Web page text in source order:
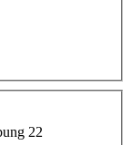
22